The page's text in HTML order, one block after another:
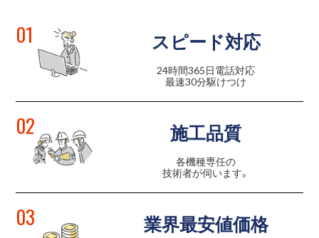
01 スピード対応
24時間365日電話対応
最速30分駆けつけ
02 施工品質
各機種専任の
技術者が伺います。
03 業界最安値価格